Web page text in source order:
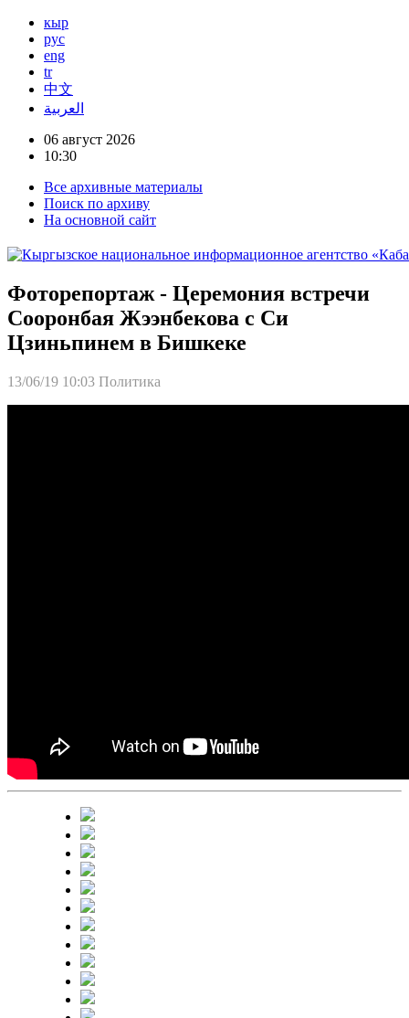
кыр
рус
eng
tr
中文
العربية
06 август 2026
10:30
Все архивные материалы
Поиск по архиву
На основной сайт
Фоторепортаж - Церемония встречи
Сооронбая Жээнбекова с Си
Цзиньпинем в Бишкеке
13/06/19 10:03 Политика